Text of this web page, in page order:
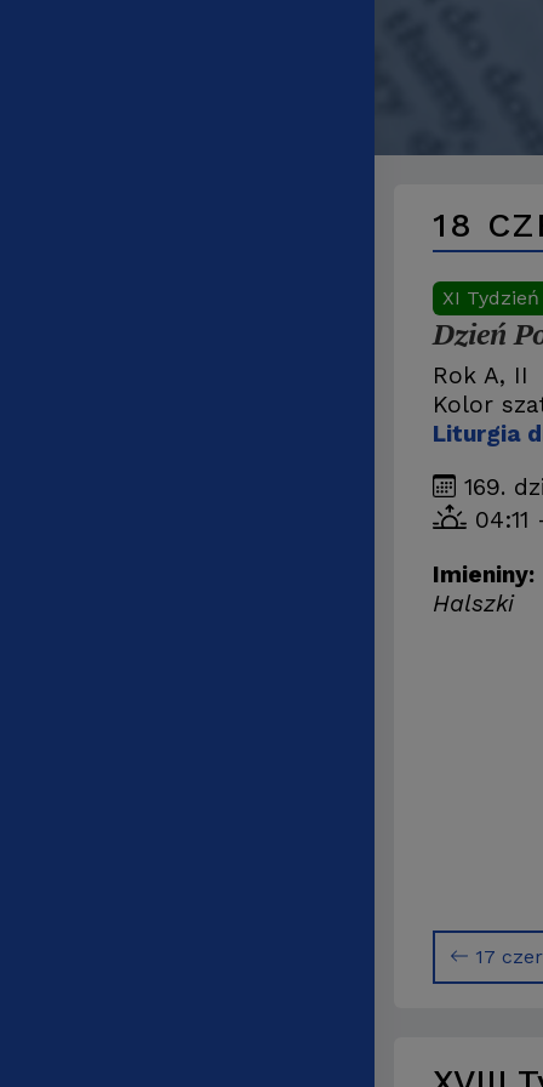
18
XI
Dzień
Rok A, II
Kolor
Liturgia
169.
Imieniny:
Halszki
17